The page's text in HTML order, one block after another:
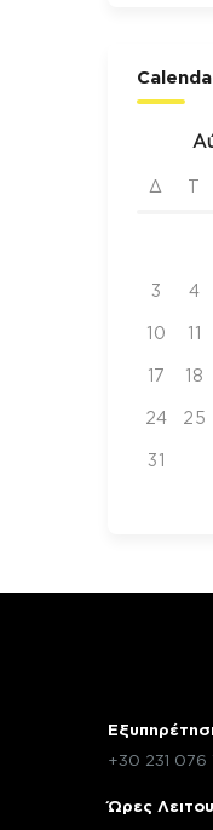
Δ Τ
3 4
10 11
17 18
24 25
31
+30 231 076
Ώρες